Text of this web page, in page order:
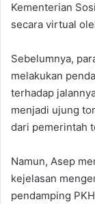
Kementerian
secara virtual
Sebelumnya,
melakukan
terhadap
menjadi ujung
dari pemerintah
Namun, Asep
kejelasan
pendamping